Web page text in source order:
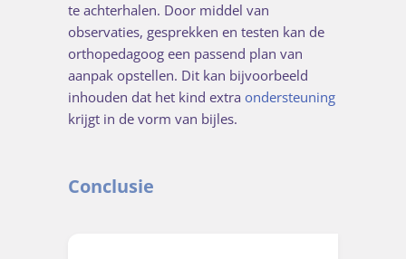
te achterhalen. Door middel van
observaties, gesprekken en testen kan de
orthopedagoog een passend plan van
aanpak opstellen. Dit kan bijvoorbeeld
inhouden dat het kind extra ondersteuning
krijgt in de vorm van bijles.
Conclusie